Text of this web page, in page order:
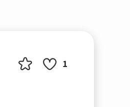
1